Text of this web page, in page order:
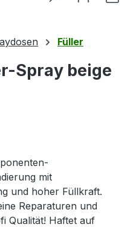
Füller
Spray beige
mit
und hoher Füllkraft.
Reparaturen und
Qualität! Haftet auf